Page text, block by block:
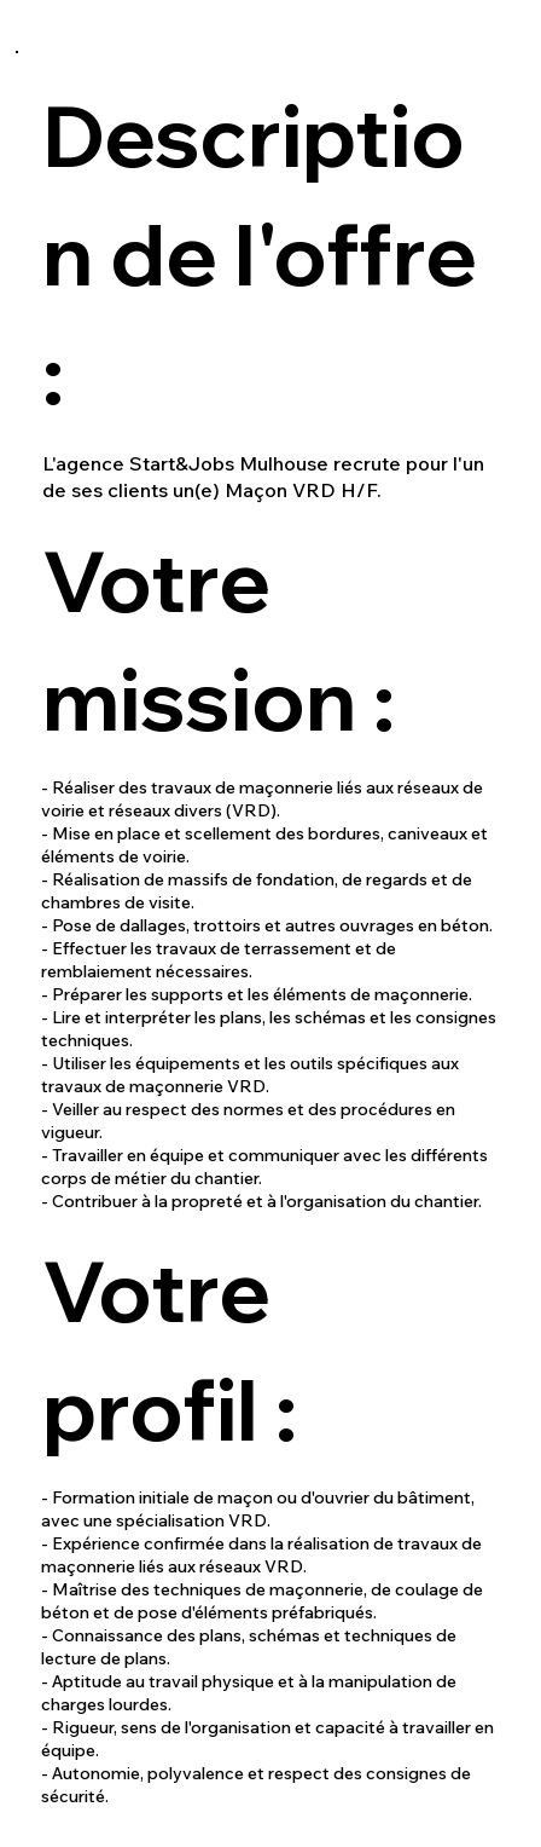
Descriptio
n de l'offre
:
L'agence Start&Jobs Mulhouse recrute pour l'un
de ses clients un(e) Maçon VRD H/F.
Votre
mission :
- Réaliser des travaux de maçonnerie liés aux réseaux de
voirie et réseaux divers (VRD).
- Mise en place et scellement des bordures, caniveaux et
éléments de voirie.
- Réalisation de massifs de fondation, de regards et de
chambres de visite.
- Pose de dallages, trottoirs et autres ouvrages en béton.
- Effectuer les travaux de terrassement et de
remblaiement nécessaires.
- Préparer les supports et les éléments de maçonnerie.
- Lire et interpréter les plans, les schémas et les consignes
techniques.
- Utiliser les équipements et les outils spécifiques aux
travaux de maçonnerie VRD.
- Veiller au respect des normes et des procédures en
vigueur.
- Travailler en équipe et communiquer avec les différents
corps de métier du chantier.
- Contribuer à la propreté et à l'organisation du chantier.
Votre
profil :
- Formation initiale de maçon ou d'ouvrier du bâtiment,
avec une spécialisation VRD.
- Expérience confirmée dans la réalisation de travaux de
maçonnerie liés aux réseaux VRD.
- Maîtrise des techniques de maçonnerie, de coulage de
béton et de pose d'éléments préfabriqués.
- Connaissance des plans, schémas et techniques de
lecture de plans.
- Aptitude au travail physique et à la manipulation de
charges lourdes.
- Rigueur, sens de l'organisation et capacité à travailler en
équipe.
- Autonomie, polyvalence et respect des consignes de
sécurité.